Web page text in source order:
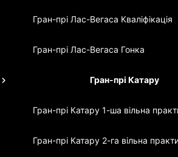
Гран-прі Лас-Вегаса Кваліфікація
Гран-прі Лас-Вегаса Гонка
Гран-прі Катару
Гран-прі Катару 1-ша вільна
Гран-прі Катару 2-га вільна